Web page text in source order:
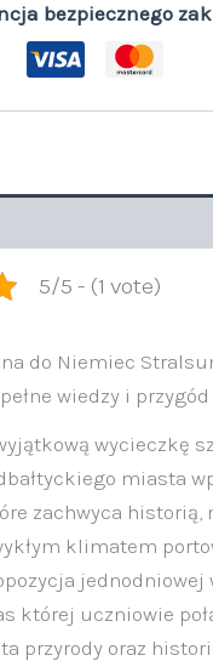
bezpiecznego
5/5 - (1 vote)
do Niemiec
wiedzy i przygód
wycieczkę
miasta
zachwyca historią,
klimatem
jednodniowej
której uczniowie
przyrody oraz